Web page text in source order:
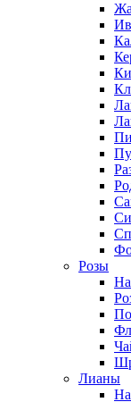
Розы
Лианы